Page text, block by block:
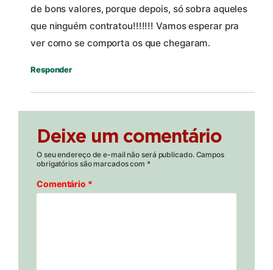
de bons valores, porque depois, só sobra aqueles
que ninguém contratou!!!!!!! Vamos esperar pra
ver como se comporta os que chegaram.
Responder
Deixe um comentário
O seu endereço de e-mail não será publicado. Campos
obrigatórios são marcados com *
Comentário *